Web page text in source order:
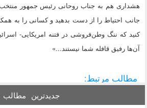
هشداری هم به جناب روحانی رئیس جمهور منتخب
جانب احتیاط را از دست بدهید و کسانی را به
آن‌ها رفیق قافله شما نیستند...»
مطالب مرتبط:
جدیدترین مطالب